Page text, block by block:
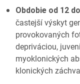
Obdobie od 12
častejší výskyt
provokovaných
depriváciou,
myoklonických
klonických